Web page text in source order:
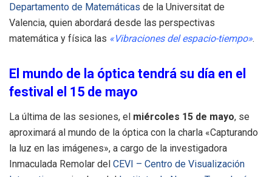
Departamento de Matemáticas de la Universitat de
Valencia, quien abordará desde las perspectivas
matemática y física las «Vibraciones del espacio-tiempo».
El mundo de la óptica tendrá su día en el
festival el 15 de mayo
La última de las sesiones, el miércoles 15 de mayo, se
aproximará al mundo de la óptica con la charla «Capturando
la luz en las imágenes», a cargo de la investigadora
Inmaculada Remolar del CEVI – Centro de Visualización